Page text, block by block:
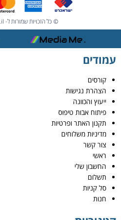
© כל הזכויות שמורות ל- Hackstore.co.il
עמודים
קורסים
הצהרת נגישות
ייעוץ והכוונה
פיתוח אבות טיפוס
תקנון האתר ופרטיות
מדיניות משלוחים
צור קשר
ראשי
החשבון שלי
תשלום
סל קניות
חנות